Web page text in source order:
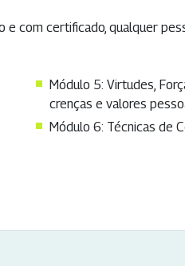
com certificado, qualquer
Módulo 5: Virtudes,
crenças e valores
Módulo 6: Técnicas de